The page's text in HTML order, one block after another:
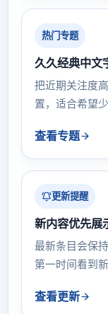
热门专题
久久经典中文
把近期关注度
置，适合希望
查看专题
更新提醒
新内容优先展
最新条目会保
第一时间看到新
查看更新